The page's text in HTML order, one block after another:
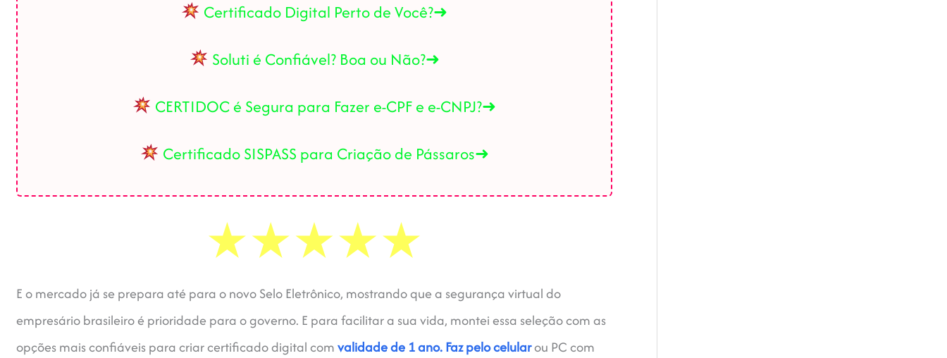
Certificado Digital Perto de Você?➜
Soluti é Confiável? Boa ou Não?➜
CERTIDOC é Segura para Fazer e-CPF e e-CNPJ?➜
Certificado SISPASS para Criação de Pássaros➜
E o mercado já se prepara até para o novo Selo Eletrônico, mostrando que a segurança virtual do
empresário brasileiro é prioridade para o governo. E para facilitar a sua vida, montei essa seleção com as
opções mais confiáveis para criar certificado digital comvalidade de 1 ano.Faz pelo celularou PC com